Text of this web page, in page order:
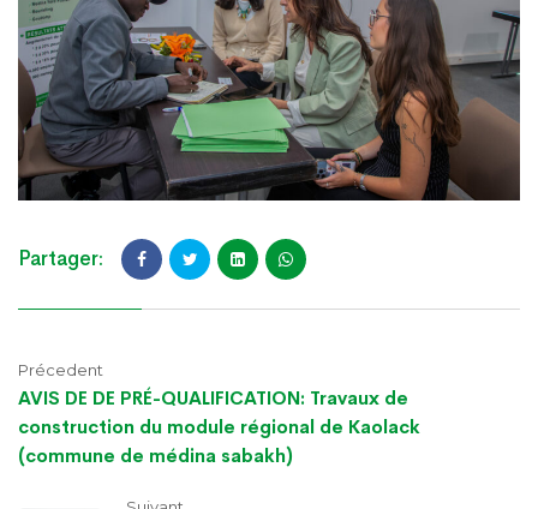
Partager:
Précedent
AVIS DE DE PRÉ-QUALIFICATION: Travaux de
construction du module régional de Kaolack
(commune de médina sabakh)